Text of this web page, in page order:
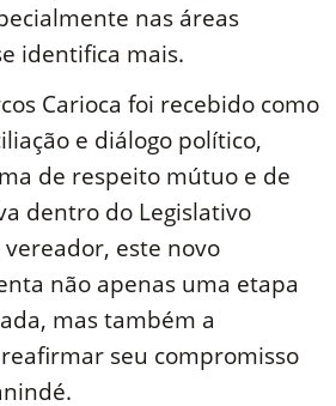
nas áreas
identifica mais.
Carioca foi recebido como
e diálogo político,
de respeito mútuo e de
dentro do Legislativo
este novo
não apenas uma etapa
mas também a
seu compromisso